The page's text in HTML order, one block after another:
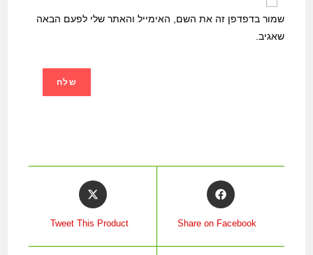
שמור בדפדפן זה את השם, האימייל והאתר שלי לפעם הבאה
שאגיב.
Share on Facebook
Tweet This Product